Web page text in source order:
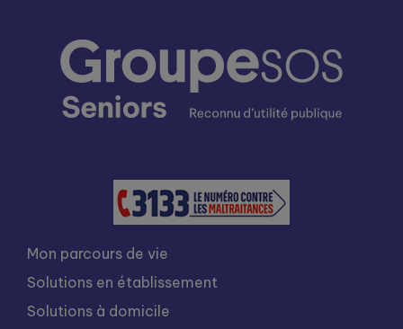
Mon parcours de vie
Solutions en établissement
Solutions à domicile